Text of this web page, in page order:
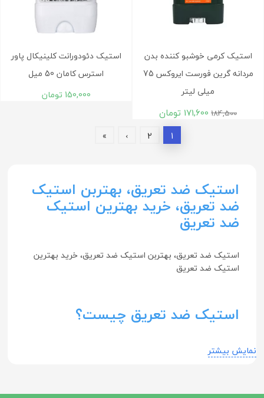
استیک کرمی خوشبو کننده بدن
مردانه گرین فورست ایروکس 75
میلی لیتر
184,500
171,600 تومان
استیک دئودورانت کلینیکال پاور
استرس کامان 50 میل
150,000 تومان
1
2
›
»
استیک ضد تعریق، بهتربن استیک
ضد تعریق، خرید بهترین استیک
ضد تعریق
استیک ضد تعریق، بهتربن استیک ضد تعریق، خرید بهترین
استیک ضد تعریق
استیک ضد تعریق چیست؟
استیک ضد تعریق یک نوع محصول بهداشتی است که به
صورت مایع درون یک بطری با دهانه‌ای باریک (استیک) قرار
نمایش بیشتر